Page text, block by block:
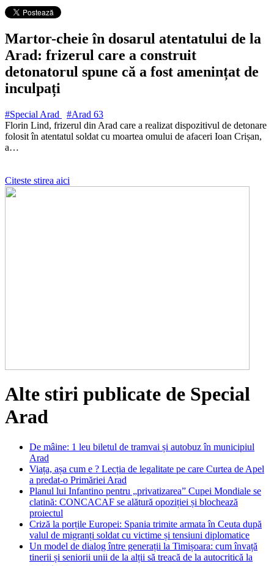
Martor-cheie în dosarul atentatului de la
Arad: frizerul care a construit
detonatorul spune că a fost amenințat de
inculpați
#Special Arad #Arad 63
Florin Lind, frizerul din Arad care a realizat dispozitivul de detonare
folosit în atentatul soldat cu moartea omului de afaceri Ioan Crișan,
a…
Citeste stirea aici
Alte stiri publicate de Special
Arad
De mâine: 1 leu biletul de tramvai și autobuz în municipiul
Arad
Viața, așa cum e ? Lecția de legalitate pe care Curtea de Apel
a predat-o Primăriei Arad
Planul lui Infantino pentru „privatizarea” Cupei Mondiale se
clatină: CONCACAF se alătură opoziției și blochează
proiectul
Criză la porțile Europei: Spania trimite armata în Ceuta după
valul de migranți soldat cu victime și tensiuni diplomatice
Un model de dialog între generații la Timișoara: cum învață
tinerii și seniorii unii de la alții să treacă de la autocritică la